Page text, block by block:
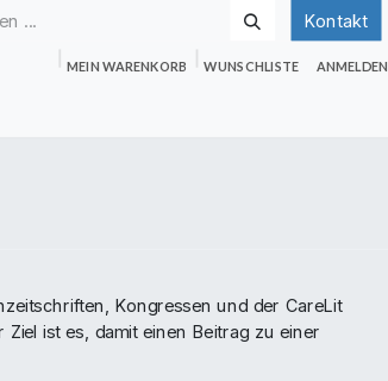
Kontakt
MEIN WARENKORB WUNSCHLISTE ANMELDEN
Kongressen und der CareLit
ist es, damit einen Beitrag zu einer